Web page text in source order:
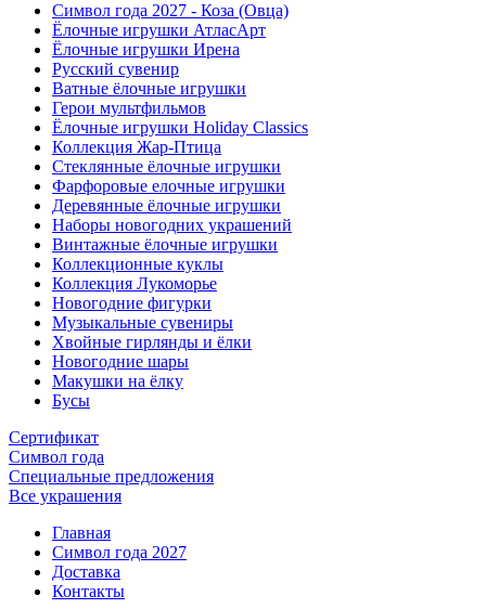
Символ года 2027 - Коза (Овца)
Ёлочные игрушки АтласАрт
Ёлочные игрушки Ирена
Русский сувенир
Ватные ёлочные игрушки
Герои мультфильмов
Ёлочные игрушки Holiday Classics
Коллекция Жар-Птица
Стеклянные ёлочные игрушки
Фарфоровые елочные игрушки
Деревянные ёлочные игрушки
Наборы новогодних украшений
Винтажные ёлочные игрушки
Коллекционные куклы
Коллекция Лукоморье
Новогодние фигурки
Музыкальные сувениры
Хвойные гирлянды и ёлки
Новогодние шары
Макушки на ёлку
Бусы
Сертификат
Символ года
Специальные предложения
Все украшения
Главная
Символ года 2027
Доставка
Контакты